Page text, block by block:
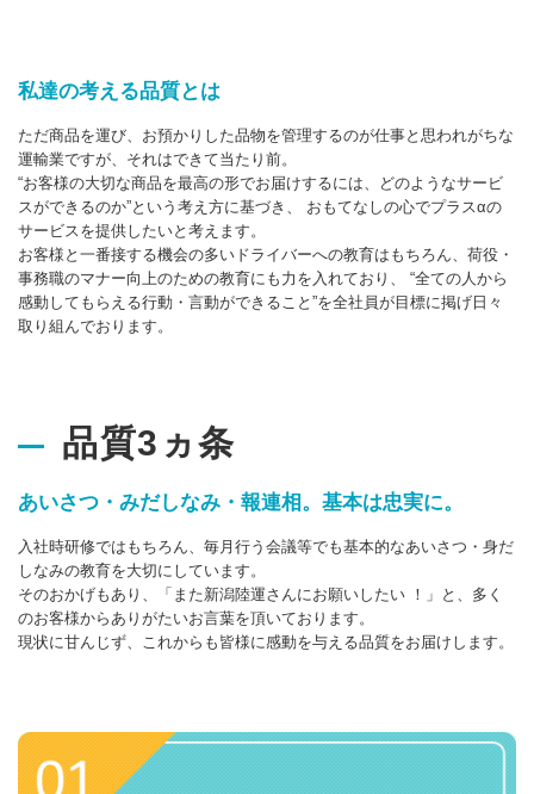
私達の考える品質とは
ただ商品を運び、お預かりした品物を管理するのが仕事と思われがちな
運輸業ですが、それはできて当たり前。
“お客様の大切な商品を最高の形でお届けするには、どのようなサービ
スができるのか”という考え方に基づき、 おもてなしの心でプラスαの
サービスを提供したいと考えます。
お客様と一番接する機会の多いドライバーへの教育はもちろん、荷役・
事務職のマナー向上のための教育にも力を入れており、 “全ての人から
感動してもらえる行動・言動ができること”を全社員が目標に掲げ日々
取り組んでおります。
品質3ヵ条
あいさつ・みだしなみ・報連相。基本は忠実に。
入社時研修ではもちろん、毎月行う会議等でも基本的なあいさつ・身だ
しなみの教育を大切にしています。
そのおかげもあり、「また新潟陸運さんにお願いしたい ！」と、多く
のお客様からありがたいお言葉を頂いております。
現状に甘んじず、これからも皆様に感動を与える品質をお届けします。